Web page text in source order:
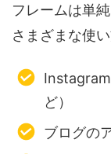
フレームは単
さまざまな使
ど）
ブログの